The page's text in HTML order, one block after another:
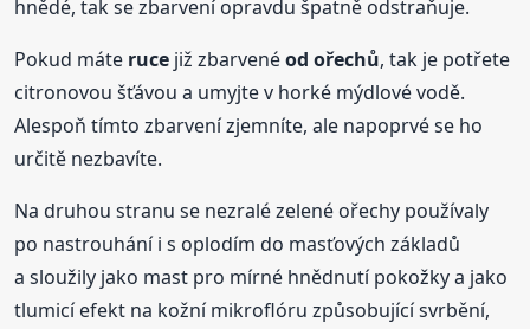
hnědé, tak se zbarvení opravdu špatně odstraňuje.
Pokud máte ruce již zbarvenéod ořechů, tak je potřete
citronovou šťávou a umyjte v horké mýdlové vodě.
Alespoň tímto zbarvení zjemníte, ale napoprvé se ho
určitě nezbavíte.
Na druhou stranu se nezralé zelené ořechy používaly
po nastrouhání i s oplodím do masťových základů
a sloužily jako mast pro mírné hnědnutí pokožky a jako
tlumicí efekt na kožní mikroflóru způsobující svrbění,